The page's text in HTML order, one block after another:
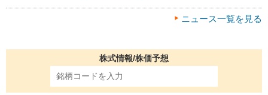
ニュース一覧を見る
株式情報/株価予想